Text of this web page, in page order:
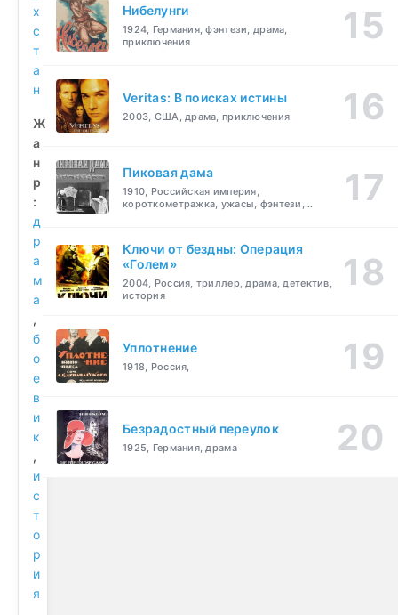
х
с
т
а
н
Ж
а
н
р
:
д
р
а
м
а
,
б
о
е
в
и
к
,
и
с
т
о
р
и
я
Нибелунги
1924, Германия, фэнтези, драма,
приключения
Veritas: В поисках истины
2003, США, драма, приключения
Пиковая дама
1910, Российская империя,
короткометражка, ужасы, фэнтези,
Ключи от бездны: Операция
«Голем»
2004, Россия, триллер, драма, детектив,
история
Уплотнение
1918, Россия,
Безрадостный переулок
1925, Германия, драма